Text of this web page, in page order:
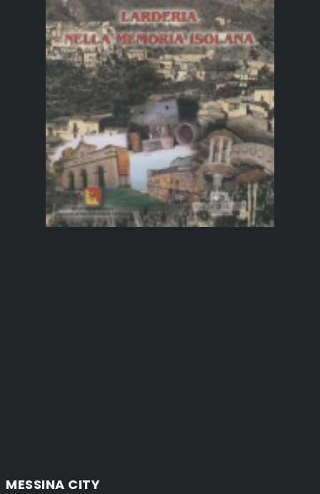
MESSINA CITY